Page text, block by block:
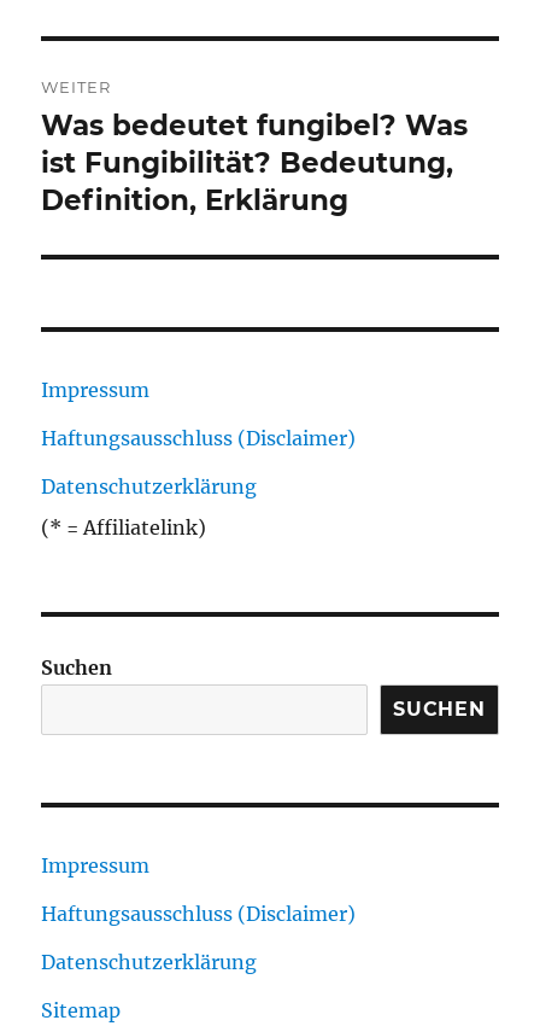
WEITER
Nächster
Beitrag:
Was bedeutet fungibel? Was
ist Fungibilität? Bedeutung,
Definition, Erklärung
Impressum
Haftungsausschluss (Disclaimer)
Datenschutzerklärung
(* = Affiliatelink)
Suchen
SUCHEN
Impressum
Haftungsausschluss (Disclaimer)
Datenschutzerklärung
Sitemap